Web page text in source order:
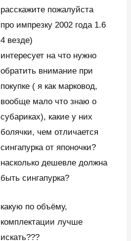
расскажите пожалуйста
про импрезку 2002 года 1.6
4 везде)
интересует на что нужно
обратить внимание при
покупке ( я как марковод,
вообще мало что знаю о
субариках), какие у них
болячки, чем отличается
сингапурка от японочки?
насколько дешевле должна
быть сингапурка?
какую по объёму,
комплектации лучше
искать???